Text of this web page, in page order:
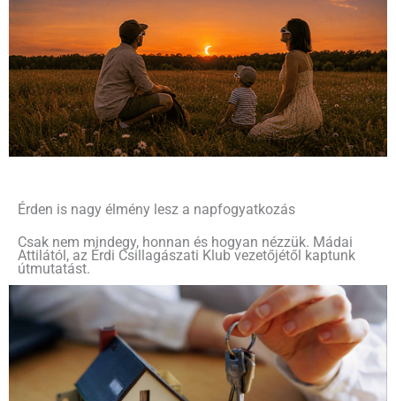
Érden is nagy élmény lesz a napfogyatkozás
Csak nem mindegy, honnan és hogyan nézzük. Mádai
Attilától, az Érdi Csillagászati Klub vezetőjétől kaptunk
útmutatást.